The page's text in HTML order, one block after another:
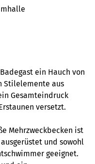
ein Hauch von
Stilelemente aus
Gesamteindruck
versetzt.
Mehrzweckbecken ist
und sowohl
geeignet.